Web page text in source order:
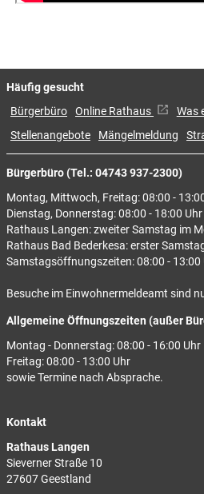
Bürgerbüro (Tel.: 04743 937-2300)
Montag, Mittwoch, Freitag: 08:00 -
Dienstag, Donnerstag: 08:00 - 18:00 Uhr
Rathaus Langen: zweiter Samstag im
Rathaus Bad Bederkesa: erster
Samstagsöffnungszeiten: 08:00 - 13:00
Besuche im Einwohnermeldeamt sind
Allgemeine Öffnungszeiten (außer
Montag - Donnerstag: 08:00 - 16:00 Uhr
Freitag: 08:00 - 13:00 Uhr
sowie Termine nach Absprache.
Kontakt
Rathaus Langen
Sieverner Straße 10
27607 Geestland
Häufig gesucht
Bürgerbüro Online Rathaus
Was
Stellenangebote
Mängelmeldung